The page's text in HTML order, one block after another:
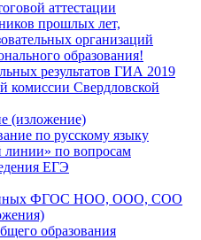
аттестации
прошлых лет,
организаций
образования!
результатов ГИА 2019
комиссии Свердловской
(изложение)
по русскому языку
линии» по вопросам
ЕГЭ
ФГОС НОО, ООО, СОО
образования